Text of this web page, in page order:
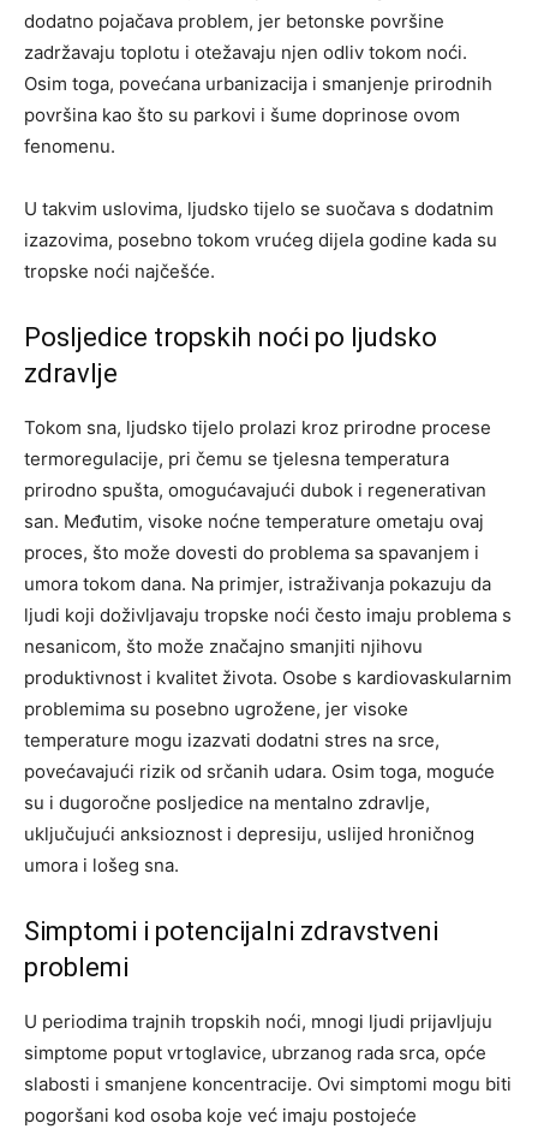
dodatno pojačava problem, jer betonske površine
zadržavaju toplotu i otežavaju njen odliv tokom noći.
Osim toga, povećana urbanizacija i smanjenje prirodnih
površina kao što su parkovi i šume doprinose ovom
fenomenu.
U takvim uslovima, ljudsko tijelo se suočava s dodatnim
izazovima, posebno tokom vrućeg dijela godine kada su
tropske noći najčešće.
Posljedice tropskih noći po ljudsko
zdravlje
Tokom sna, ljudsko tijelo prolazi kroz prirodne procese
termoregulacije, pri čemu se tjelesna temperatura
prirodno spušta, omogućavajući dubok i regenerativan
san. Međutim, visoke noćne temperature ometaju ovaj
proces, što može dovesti do problema sa spavanjem i
umora tokom dana. Na primjer, istraživanja pokazuju da
ljudi koji doživljavaju tropske noći često imaju problema s
nesanicom, što može značajno smanjiti njihovu
produktivnost i kvalitet života. Osobe s kardiovaskularnim
problemima su posebno ugrožene, jer visoke
temperature mogu izazvati dodatni stres na srce,
povećavajući rizik od srčanih udara. Osim toga, moguće
su i dugoročne posljedice na mentalno zdravlje,
uključujući anksioznost i depresiju, uslijed hroničnog
umora i lošeg sna.
Simptomi i potencijalni zdravstveni
problemi
U periodima trajnih tropskih noći, mnogi ljudi prijavljuju
simptome poput vrtoglavice, ubrzanog rada srca, opće
slabosti i smanjene koncentracije. Ovi simptomi mogu biti
pogoršani kod osoba koje već imaju postojeće